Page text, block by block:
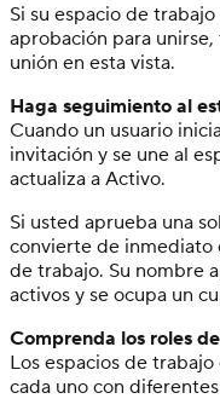
Si su espacio de
aprobación para
unión en esta vista.
Haga seguimiento al
Cuando un usuario
invitación y se une al
actualiza a Activo.
Si usted aprueba una
convierte de inmediato
de trabajo. Su nombre
activos y se ocupa un
Comprenda los roles
Los espacios de
cada uno con